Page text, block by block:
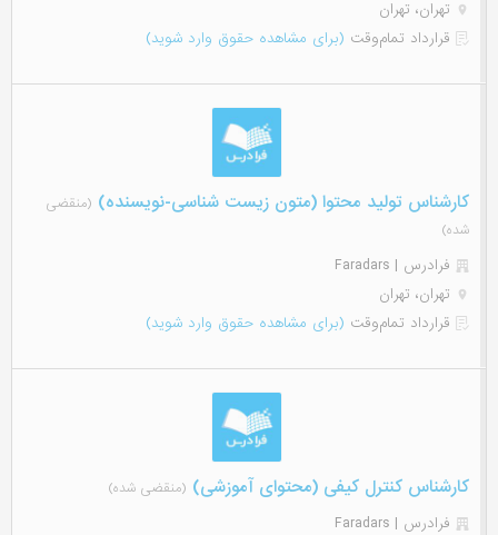
تهران، تهران
قرارداد تمام‌وقت (برای مشاهده حقوق وارد شوید)
کارشناس تولید محتوا (متون زیست شناسی-نویسنده) (منقضی
شده)
فرادرس | Faradars
تهران، تهران
قرارداد تمام‌وقت (برای مشاهده حقوق وارد شوید)
کارشناس کنترل کیفی (محتوای آموزشی) (منقضی شده)
فرادرس | Faradars